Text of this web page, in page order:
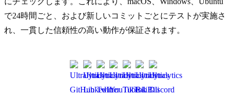
で24時間ごと、および新しいコミットごとにテストが実施さ
れ、一貫した信頼性の高い動作が保証されます。